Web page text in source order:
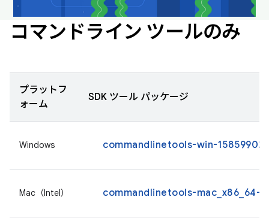
コマンドライン ツールのみ
プラットフ
ォーム
SDK ツール パッケージ
Windows commandlinetools-win-
Mac（Intel） commandlinetools-mac_x86_64-